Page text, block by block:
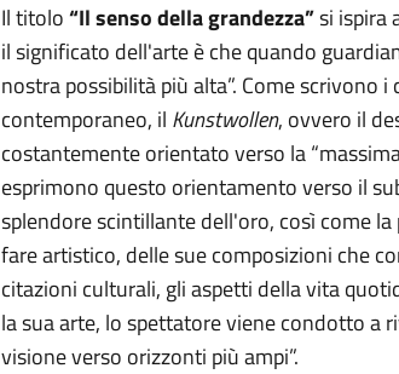
Il titolo“Il senso della grandezza”si ispira
il significato dell'arte è che quando
nostra possibilità più alta”. Come scrivono
contemporaneo, il Kunstwollen, ovvero il
costantemente orientato verso la
esprimono questo orientamento verso il
splendore scintillante dell'oro, così come
fare artistico, delle sue composizioni che
citazioni culturali, gli aspetti della vita
la sua arte, lo spettatore viene condotto a
visione verso orizzonti più ampi”.